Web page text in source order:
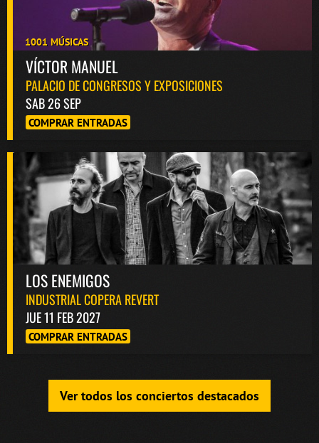
1001 MÚSICAS
VÍCTOR MANUEL
PALACIO DE CONGRESOS Y EXPOSICIONES
SAB 26 SEP
COMPRAR ENTRADAS
LOS ENEMIGOS
INDUSTRIAL COPERA REVERT
JUE 11 FEB 2027
COMPRAR ENTRADAS
Ver todos los conciertos destacados